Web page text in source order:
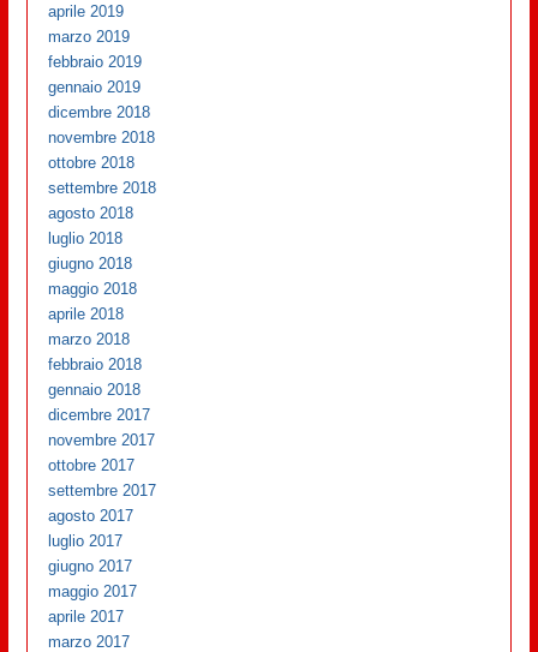
aprile 2019
marzo 2019
febbraio 2019
gennaio 2019
dicembre 2018
novembre 2018
ottobre 2018
settembre 2018
agosto 2018
luglio 2018
giugno 2018
maggio 2018
aprile 2018
marzo 2018
febbraio 2018
gennaio 2018
dicembre 2017
novembre 2017
ottobre 2017
settembre 2017
agosto 2017
luglio 2017
giugno 2017
maggio 2017
aprile 2017
marzo 2017